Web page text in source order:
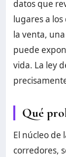
datos que
lugares a
la venta,
puede
vida. La ley
Qué
El núcleo de
corredores,